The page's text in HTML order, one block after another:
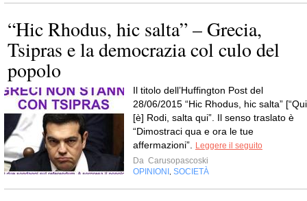
“Hic Rhodus, hic salta” – Grecia,
Tsipras e la democrazia col culo del
popolo
Il titolo dell’Huffington Post del
28/06/2015 “Hic Rhodus, hic salta” [“Qui
[è] Rodi, salta qui”. Il senso traslato è
“Dimostraci qua e ora le tue
affermazioni”.
Leggere il seguito
Da Carusopascoski
OPINIONI
SOCIETÀ